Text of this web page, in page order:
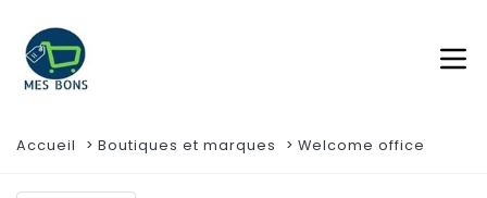
Accueil Boutiques et marques Welcome office